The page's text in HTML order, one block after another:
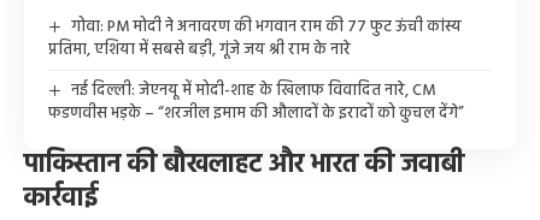
गोवा: PM मोदी ने अनावरण की भगवान राम की 77 फुट ऊंची कांस्य
प्रतिमा, एशिया में सबसे बड़ी, गूंजे जय श्री राम के नारे
नई दिल्ली: जेएनयू में मोदी-शाह के खिलाफ विवादित नारे, CM
फडणवीस भड़के – “शरजील इमाम की औलादों के इरादों को कुचल देंगे”
पाकिस्तान की बौखलाहट और भारत की जवाबी
कार्रवाई